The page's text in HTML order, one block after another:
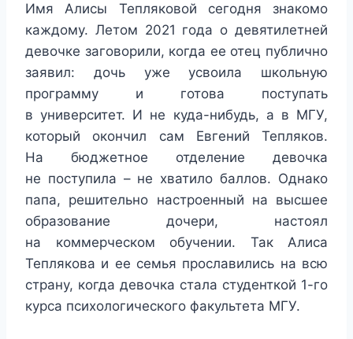
Имя Алисы Тепляковой сегодня знакомо
каждому. Летом 2021 года о девятилетней
девочке заговорили, когда ее отец публично
заявил: дочь уже усвоила школьную
программу и готова поступать
в университет. И не куда-нибудь, а в МГУ,
который окончил сам Евгений Тепляков.
На бюджетное отделение девочка
не поступила – не хватило баллов. Однако
папа, решительно настроенный на высшее
образование дочери, настоял
на коммерческом обучении. Так Алиса
Теплякова и ее семья прославились на всю
страну, когда девочка стала студенткой 1-го
курса психологического факультета МГУ.